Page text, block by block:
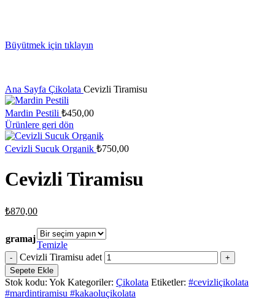
Büyütmek için tıklayın
Ana Sayfa Çikolata Cevizli Tiramisu
Mardin Pestili ₺450,00
Ürünlere geri dön
Cevizli Sucuk Organik ₺750,00
Cevizli Tiramisu
₺870,00
gramaj
Temizle
Cevizli Tiramisu adet
Sepete Ekle
Stok kodu: Yok Kategoriler: Çikolata Etiketler: #cevizliçikolata
#mardintiramisu #kakaoluçikolata